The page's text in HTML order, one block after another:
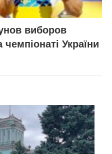
виборов
України